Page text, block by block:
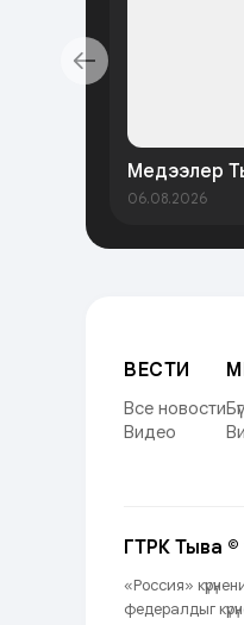
Медээлер
06.08.2026
ВЕСТИ
Все новости
Видео
ГТРК Тыва
«Россия»
федералдыг